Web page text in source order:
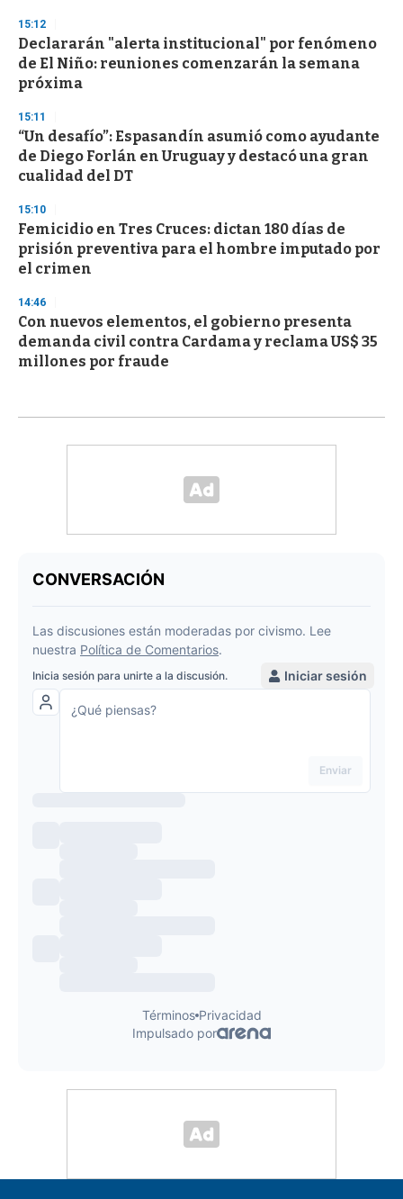
15:12
Declararán "alerta institucional" por fenómeno
de El Niño: reuniones comenzarán la semana
próxima
15:11
“Un desafío”: Espasandín asumió como ayudante
de Diego Forlán en Uruguay y destacó una gran
cualidad del DT
15:10
Femicidio en Tres Cruces: dictan 180 días de
prisión preventiva para el hombre imputado por
el crimen
14:46
Con nuevos elementos, el gobierno presenta
demanda civil contra Cardama y reclama US$ 35
millones por fraude